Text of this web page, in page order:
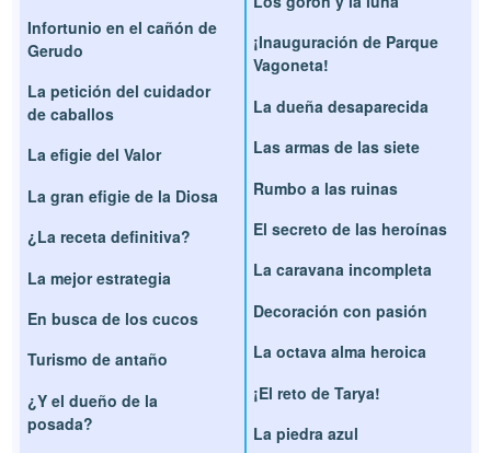
Infortunio en el cañón de
Gerudo
La petición del cuidador
de caballos
La efigie del Valor
La gran efigie de la Diosa
¿La receta definitiva?
La mejor estrategia
En busca de los cucos
Turismo de antaño
¿Y el dueño de la
posada?
¡Inauguración de Parque
Vagoneta!
La dueña desaparecida
Las armas de las siete
Rumbo a las ruinas
El secreto de las heroínas
La caravana incompleta
Decoración con pasión
La octava alma heroica
¡El reto de Tarya!
La piedra azul